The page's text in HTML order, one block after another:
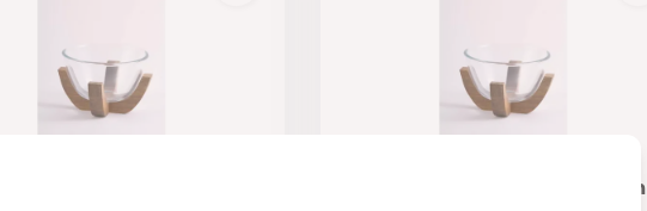
Serveerkom Woody | ⌀ 13,8 cm